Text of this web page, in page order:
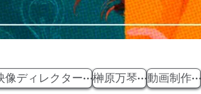
像ディレクター 榊原万琴 動画制作